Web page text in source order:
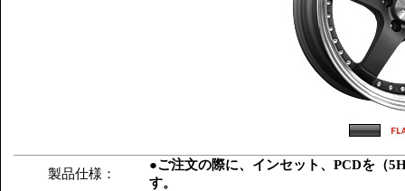
製品仕様：
●ご注文の際に、インセット、PCDを（
す。